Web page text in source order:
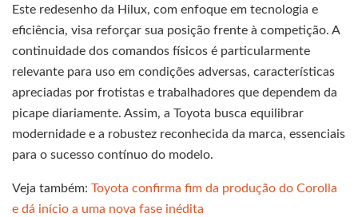
Este redesenho da Hilux, com enfoque em tecnologia e
eficiência, visa reforçar sua posição frente à competição. A
continuidade dos comandos físicos é particularmente
relevante para uso em condições adversas, características
apreciadas por frotistas e trabalhadores que dependem da
picape diariamente. Assim, a Toyota busca equilibrar
modernidade e a robustez reconhecida da marca, essenciais
para o sucesso contínuo do modelo.
Veja também: Toyota confirma fim da produção do Corolla
e dá início a uma nova fase inédita